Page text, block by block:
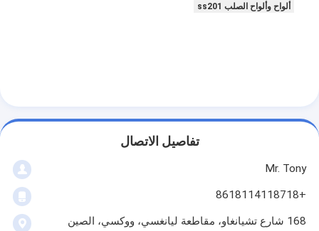
ألواح وألواح الصلب ss201
تفاصيل الاتصال
Mr. Tony
+8618114118718
168 شارع تشيانغاو، مقاطعة ليانغسي، ووكسي، الصين